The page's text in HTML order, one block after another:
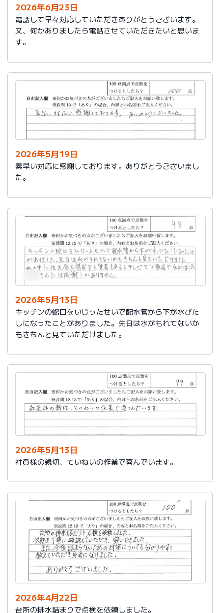
2026年6月23日
電話して早々対応していただきありがとうございます。
又、何かありましたら電話させていただきたいと思いま
す。
2026年5月19日
素早い対応に感謝しております。ありがとうございまし
た。
2026年5月13日
キッチンの蛇口をいじったせいで配水管から下が水びた
しになったことがありました。先日は水がもれてないか
もきちんと見ていただけました。
で知りました。
社員さんには感謝しかありません。
2026年5月13日
社員様の親切、ていねいの作業で喜んでいます。
2026年4月22日
台所の排水詰まりで点検を依頼しました。